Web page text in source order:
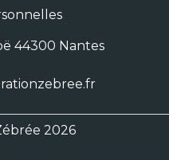
44300 Nantes
2026